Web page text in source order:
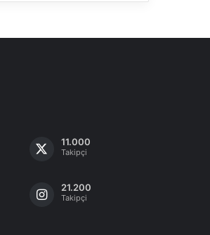
11.000
Takipçi
21.200
Takipçi